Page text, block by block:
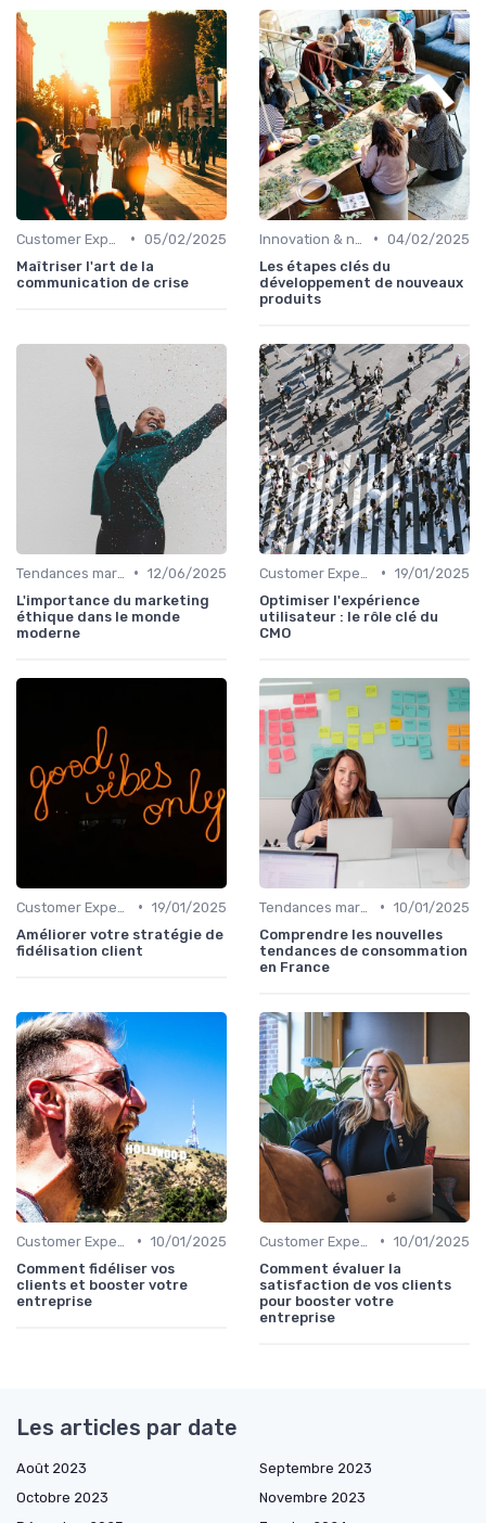
• 05/02/2025
Maîtriser l'art de la
communication de crise
• 04/02/2025
Les étapes clés du
développement de nouveaux
produits
• 12/06/2025
L'importance du marketing
éthique dans le monde
moderne
• 19/01/2025
Optimiser l'expérience
utilisateur : le rôle clé du
CMO
• 19/01/2025
Améliorer votre stratégie de
fidélisation client
• 10/01/2025
Comprendre les nouvelles
tendances de consommation
en France
• 10/01/2025
Comment fidéliser vos
clients et booster votre
entreprise
• 10/01/2025
Comment évaluer la
satisfaction de vos clients
pour booster votre
entreprise
Les articles par date
Août 2023
Septembre 2023
Octobre 2023
Novembre 2023